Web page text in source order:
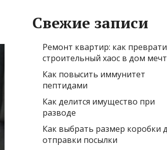
Свежие записи
Ремонт квартир: как
строительный хаос в дом
Как повысить иммунитет
пептидами
Как делится имущество при
разводе
Как выбрать размер коробки
отправки посылки